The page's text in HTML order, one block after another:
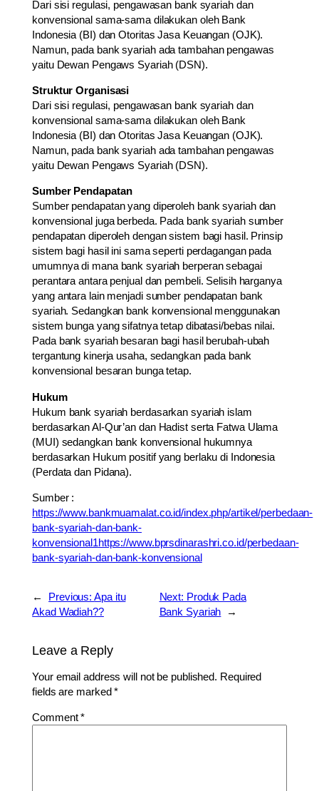
Dari sisi regulasi, pengawasan bank syariah dan
konvensional sama-sama dilakukan oleh Bank
Indonesia (BI) dan Otoritas Jasa Keuangan (OJK).
Namun, pada bank syariah ada tambahan pengawas
yaitu Dewan Pengaws Syariah (DSN).
Struktur Organisasi
Dari sisi regulasi, pengawasan bank syariah dan
konvensional sama-sama dilakukan oleh Bank
Indonesia (BI) dan Otoritas Jasa Keuangan (OJK).
Namun, pada bank syariah ada tambahan pengawas
yaitu Dewan Pengaws Syariah (DSN).
Sumber Pendapatan
Sumber pendapatan yang diperoleh bank syariah dan
konvensional juga berbeda. Pada bank syariah sumber
pendapatan diperoleh dengan sistem bagi hasil. Prinsip
sistem bagi hasil ini sama seperti perdagangan pada
umumnya di mana bank syariah berperan sebagai
perantara antara penjual dan pembeli. Selisih harganya
yang antara lain menjadi sumber pendapatan bank
syariah. Sedangkan bank konvensional menggunakan
sistem bunga yang sifatnya tetap dibatasi/bebas nilai.
Pada bank syariah besaran bagi hasil berubah-ubah
tergantung kinerja usaha, sedangkan pada bank
konvensional besaran bunga tetap.
Hukum
Hukum bank syariah berdasarkan syariah islam
berdasarkan Al-Qur’an dan Hadist serta Fatwa Ulama
(MUI) sedangkan bank konvensional hukumnya
berdasarkan Hukum positif yang berlaku di Indonesia
(Perdata dan Pidana).
Sumber :
https://www.bankmuamalat.co.id/index.php/artikel/perbedaan-
bank-syariah-dan-bank-
konvensional1https://www.bprsdinarashri.co.id/perbedaan-
bank-syariah-dan-bank-konvensional
← Previous:Apa itu
Akad Wadiah??
Next: Produk Pada
Bank Syariah
→
Leave a Reply
Your email address will not be published. Required
fields are marked*
Comment*